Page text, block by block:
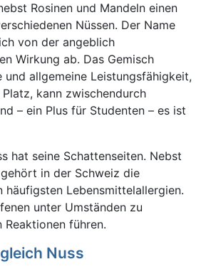
Rosinen und Mandeln einen
Nüssen. Der Name
von der angeblich
Wirkung ab. Das Gemisch
allgemeine Leistungsfähigkeit,
kann zwischendurch
– ein Plus für Studenten – es ist
hat seine Schattenseiten. Nebst
in der Schweiz die
häufigsten Lebensmittelallergien.
unter Umständen zu
Reaktionen führen.
Nuss